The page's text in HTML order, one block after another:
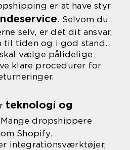
er at have styr
. Selvom du
selv, er det dit ansvar,
til tiden og i god stand.
vælge pålidelige
klare procedurer for
teknologi og
Mange dropshippere
Shopify,
integrationsværktøjer,